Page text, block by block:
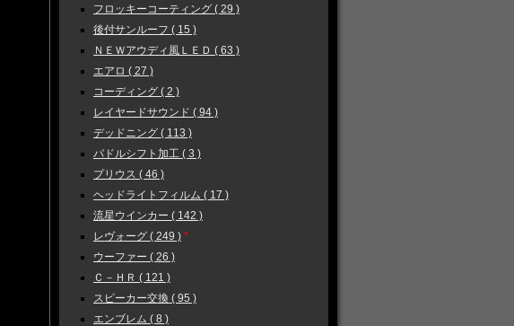
フロッキーコーティング ( 29 )
後付サンルーフ ( 15 )
ＮＥＷアウディ風ＬＥＤ ( 63 )
エアロ ( 27 )
コーディング ( 2 )
レイヤードサウンド ( 94 )
デッドニング ( 113 )
パドルシフト加工 ( 3 )
プリウス ( 46 )
ヘッドライトフィルム ( 17 )
流星ウインカー ( 142 )
レヴォーグ ( 249 ) *
ウーファー ( 26 )
Ｃ－ＨＲ ( 121 )
スピーカー交換 ( 95 )
エンブレム ( 8 )